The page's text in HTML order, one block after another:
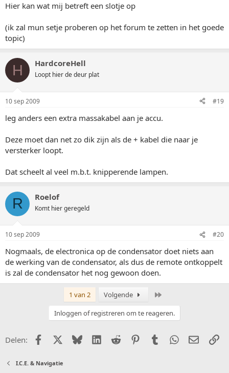
Hier kan wat mij betreft een slotje op
(ik zal mun setje proberen op het forum te zetten in het goede
topic)
H HardcoreHell
Loopt hier de deur plat
10 sep 2009 #19
leg anders een extra massakabel aan je accu.
Deze moet dan net zo dik zijn als de + kabel die naar je
versterker loopt.
Dat scheelt al veel m.b.t. knipperende lampen.
R Roelof
Komt hier geregeld
10 sep 2009 #20
Nogmaals, de electronica op de condensator doet niets aan
de werking van de condensator, als dus de remote ontkoppelt
is zal de condensator het nog gewoon doen.
1 van 2 Volgende
Inloggen of registreren om te reageren.
Delen: FacebookX (Twitter)
BlueskyLinkedIn
Reddit PinterestTumblr WhatsApp
E-mail
I.C.E. & Navigatie